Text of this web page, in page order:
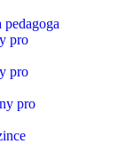
pro
pro
pro